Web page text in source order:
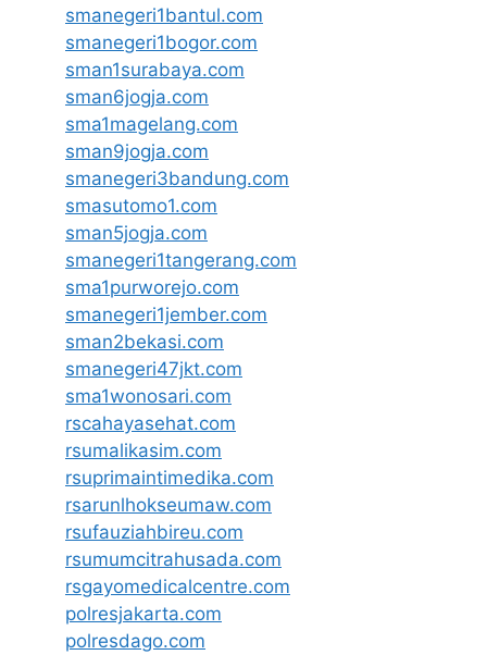
smanegeri1bantul.com
smanegeri1bogor.com
sman1surabaya.com
sman6jogja.com
sma1magelang.com
sman9jogja.com
smanegeri3bandung.com
smasutomo1.com
sman5jogja.com
smanegeri1tangerang.com
sma1purworejo.com
smanegeri1jember.com
sman2bekasi.com
smanegeri47jkt.com
sma1wonosari.com
rscahayasehat.com
rsumalikasim.com
rsuprimaintimedika.com
rsarunlhokseumaw.com
rsufauziahbireu.com
rsumumcitrahusada.com
rsgayomedicalcentre.com
polresjakarta.com
polresdago.com